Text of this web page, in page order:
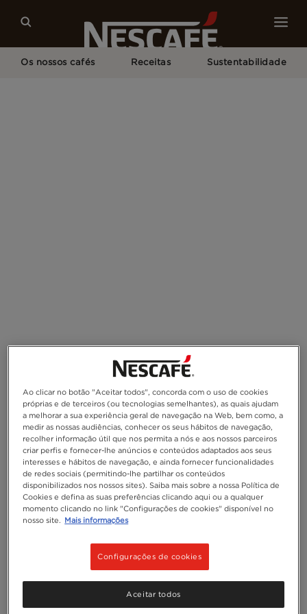
Os nossos cafés Receitas Sustentabilidade
Ao clicar no botão "Aceitar todos", concorda com o uso de cookies
próprias e de terceiros (ou tecnologias semelhantes), as quais ajudam
a melhorar a sua experiência geral de navegação na Web, bem como, a
medir as nossas audiências, conhecer os seus hábitos de navegação,
recolher informação útil que nos permita a nós e aos nossos parceiros
criar perfis e fornecer-lhe anúncios e conteúdos adaptados aos seus
interesses e hábitos de navegação, e ainda fornecer funcionalidades
de redes sociais (permitindo-lhe partilhar os conteúdos
disponibilizados nos nossos sites). Saiba mais sobre a nossa Política de
Cookies e defina as suas preferências clicando aqui ou a qualquer
momento clicando no link "Configurações de cookies" disponível no
nosso site. Mais informações
Configurações de cookies
Aceitar todos